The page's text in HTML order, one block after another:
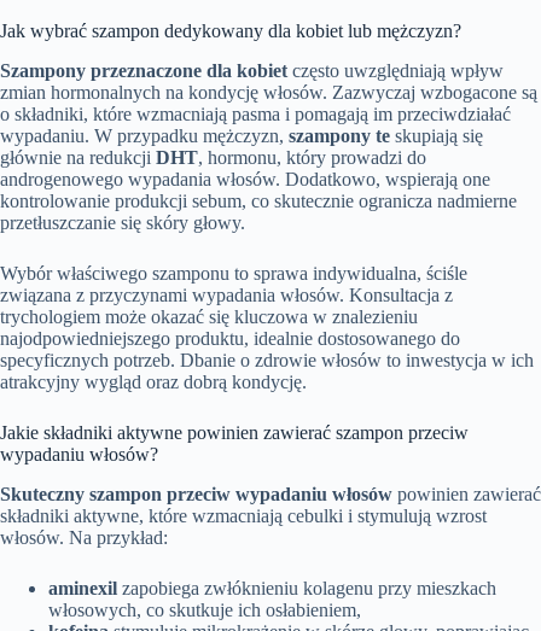
Jak wybrać szampon dedykowany dla kobiet lub mężczyzn?
Szampony przeznaczone dla kobiet często uwzględniają wpływ
zmian hormonalnych na kondycję włosów. Zazwyczaj wzbogacone są
o składniki, które wzmacniają pasma i pomagają im przeciwdziałać
wypadaniu. W przypadku mężczyzn, szampony te skupiają się
głównie na redukcji DHT, hormonu, który prowadzi do
androgenowego wypadania włosów. Dodatkowo, wspierają one
kontrolowanie produkcji sebum, co skutecznie ogranicza nadmierne
przetłuszczanie się skóry głowy.
Wybór właściwego szamponu to sprawa indywidualna, ściśle
związana z przyczynami wypadania włosów. Konsultacja z
trychologiem może okazać się kluczowa w znalezieniu
najodpowiedniejszego produktu, idealnie dostosowanego do
specyficznych potrzeb. Dbanie o zdrowie włosów to inwestycja w ich
atrakcyjny wygląd oraz dobrą kondycję.
Jakie składniki aktywne powinien zawierać szampon przeciw
wypadaniu włosów?
Skuteczny szampon przeciw wypadaniu włosów powinien zawierać
składniki aktywne, które wzmacniają cebulki i stymulują wzrost
włosów. Na przykład:
aminexil zapobiega zwłóknieniu kolagenu przy mieszkach
włosowych, co skutkuje ich osłabieniem,